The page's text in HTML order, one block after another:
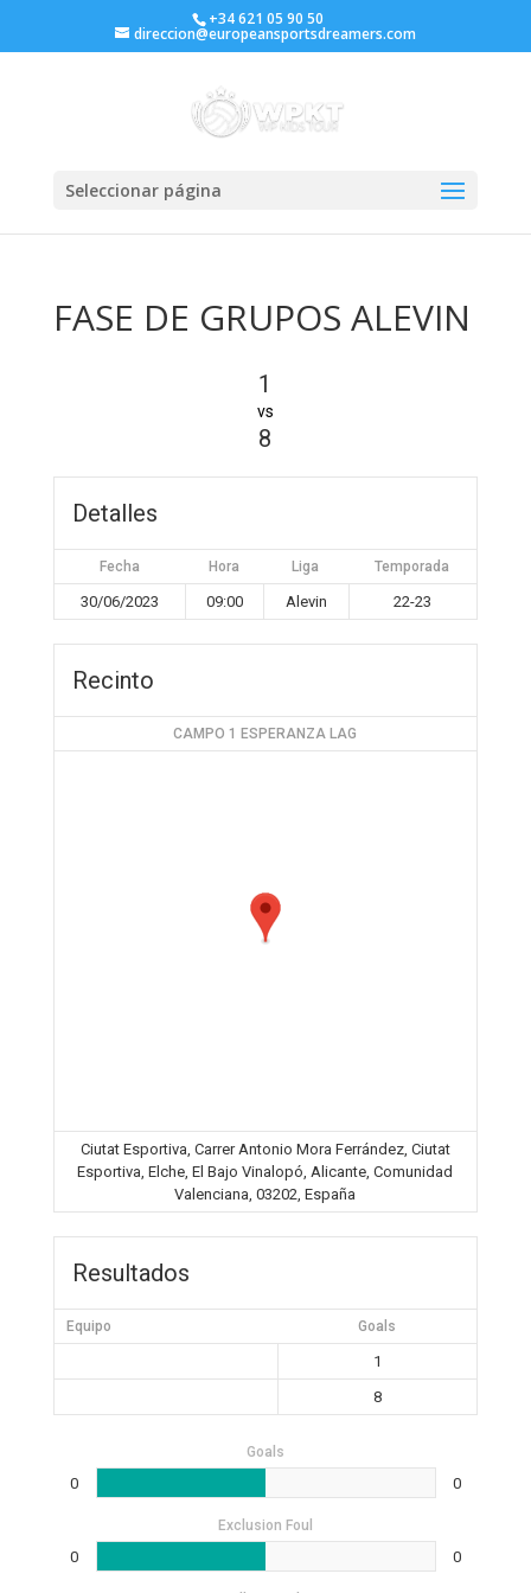
+34 621 05 90 50
direccion@europeansportsdreamers.com
Seleccionar página
FASE DE GRUPOS ALEVIN
1
vs
8
Detalles
Fecha Hora Liga Temporada
30/06/2023 09:00 Alevin 22-23
Recinto
CAMPO 1 ESPERANZA LAG
Ciutat Esportiva, Carrer Antonio Mora Ferrández, Ciutat
Esportiva, Elche, El Bajo Vinalopó, Alicante, Comunidad
Valenciana, 03202, España
Resultados
Equipo Goals
1
8
Goals
0 0
Exclusion Foul
0 0